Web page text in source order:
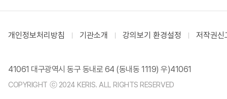
개인정보처리방침 기관소개 강의보기 환경설정 저작권신
41061 대구광역시 동구 동내로 64 (동내동 1119) 우)41061
COPYRIGHT ⓒ 2024 KERIS. ALL RIGHTS RESERVED